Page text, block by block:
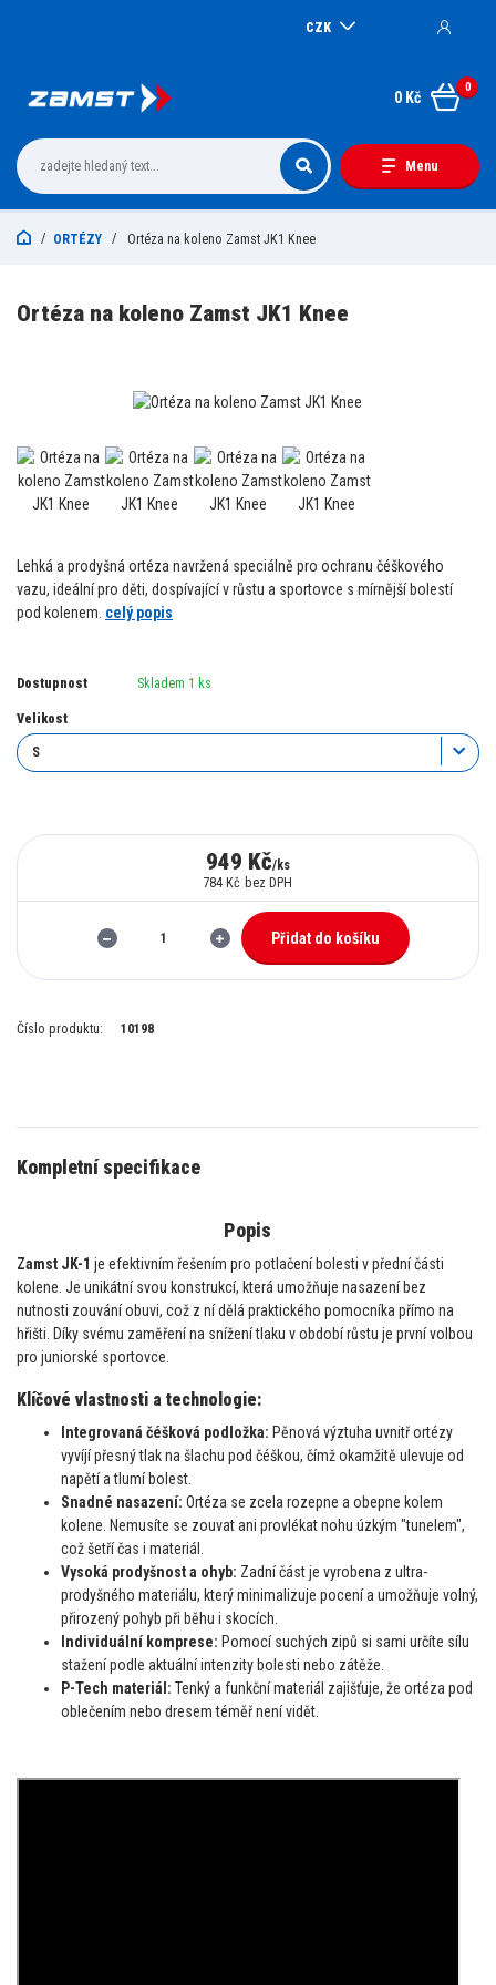
Menu
CZK
0
0 Kč
ORTÉZY Ortéza na koleno Zamst JK1 Knee
Ortéza na koleno Zamst JK1 Knee
Lehká a prodyšná ortéza navržená speciálně pro ochranu čéškového
vazu, ideální pro děti, dospívající v růstu a sportovce s mírnější bolestí
pod kolenem. celý popis
Dostupnost Skladem 1 ks
Velikost
949 Kč/ks
784 Kč bez DPH
Přidat do košíku
Číslo produktu: 10198
Kompletní specifikace
Popis
Zamst JK-1 je efektivním řešením pro potlačení bolesti v přední části
kolene. Je unikátní svou konstrukcí, která umožňuje nasazení bez
nutnosti zouvání obuvi, což z ní dělá praktického pomocníka přímo na
hřišti. Díky svému zaměření na snížení tlaku v období růstu je první volbou
pro juniorské sportovce.
Klíčové vlastnosti a technologie:
Integrovaná čéšková podložka: Pěnová výztuha uvnitř ortézy
vyvíjí přesný tlak na šlachu pod čéškou, čímž okamžitě ulevuje od
napětí a tlumí bolest.
Snadné nasazení: Ortéza se zcela rozepne a obepne kolem
kolene. Nemusíte se zouvat ani provlékat nohu úzkým "tunelem",
což šetří čas i materiál.
Vysoká prodyšnost a ohyb: Zadní část je vyrobena z ultra-
prodyšného materiálu, který minimalizuje pocení a umožňuje volný,
přirozený pohyb při běhu i skocích.
Individuální komprese: Pomocí suchých zipů si sami určíte sílu
stažení podle aktuální intenzity bolesti nebo zátěže.
P-Tech materiál: Tenký a funkční materiál zajišťuje, že ortéza pod
oblečením nebo dresem téměř není vidět.